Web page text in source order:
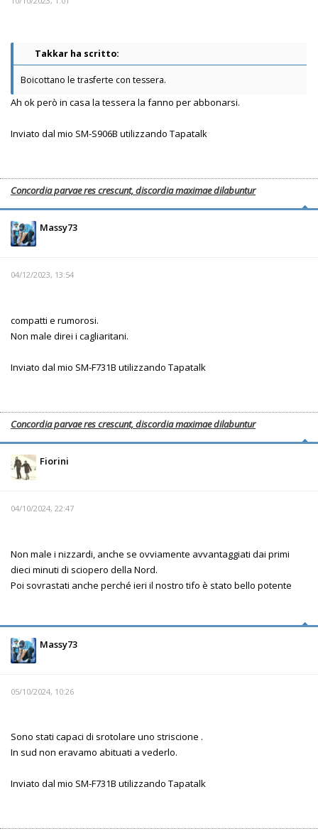
Takkar ha scritto:
Boicottano le trasferte con tessera.
Ah ok però in casa la tessera la fanno per abbonarsi.
Inviato dal mio SM-S906B utilizzando Tapatalk
Concordia parvae res crescunt, discordia maximae dilabuntur
Massy73
04/12/2023, 13:54
compatti e rumorosi.
Non male direi i cagliaritani.
Inviato dal mio SM-F731B utilizzando Tapatalk
Concordia parvae res crescunt, discordia maximae dilabuntur
Fiorini
04/10/2024, 22:47
Non male i nizzardi, anche se ovviamente avvantaggiati dai primi
dieci minuti di sciopero della Nord.
Poi sovrastati anche perché ieri il nostro tifo è stato bello potente
Massy73
05/10/2024, 10:26
Sono stati capaci di srotolare uno striscione .
In sud non eravamo abituati a vederlo.
Inviato dal mio SM-F731B utilizzando Tapatalk